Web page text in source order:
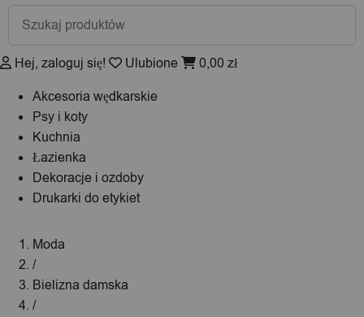
Wyszukiwarka
produktów
Hej, zaloguj się! Ulubione 0,00 zł
Akcesoria wędkarskie
Psy i koty
Kuchnia
Łazienka
Dekoracje i ozdoby
Drukarki do etykiet
Moda
/
Bielizna damska
/